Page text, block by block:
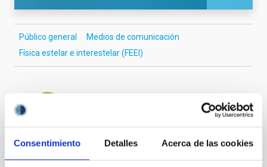
Consentimiento Detalles Acerca de las cookies
Público general
Medios de comunicación
Física estelar e interestelar (FEEI)